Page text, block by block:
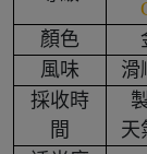
顏色
風味
滑
採收時
間
天